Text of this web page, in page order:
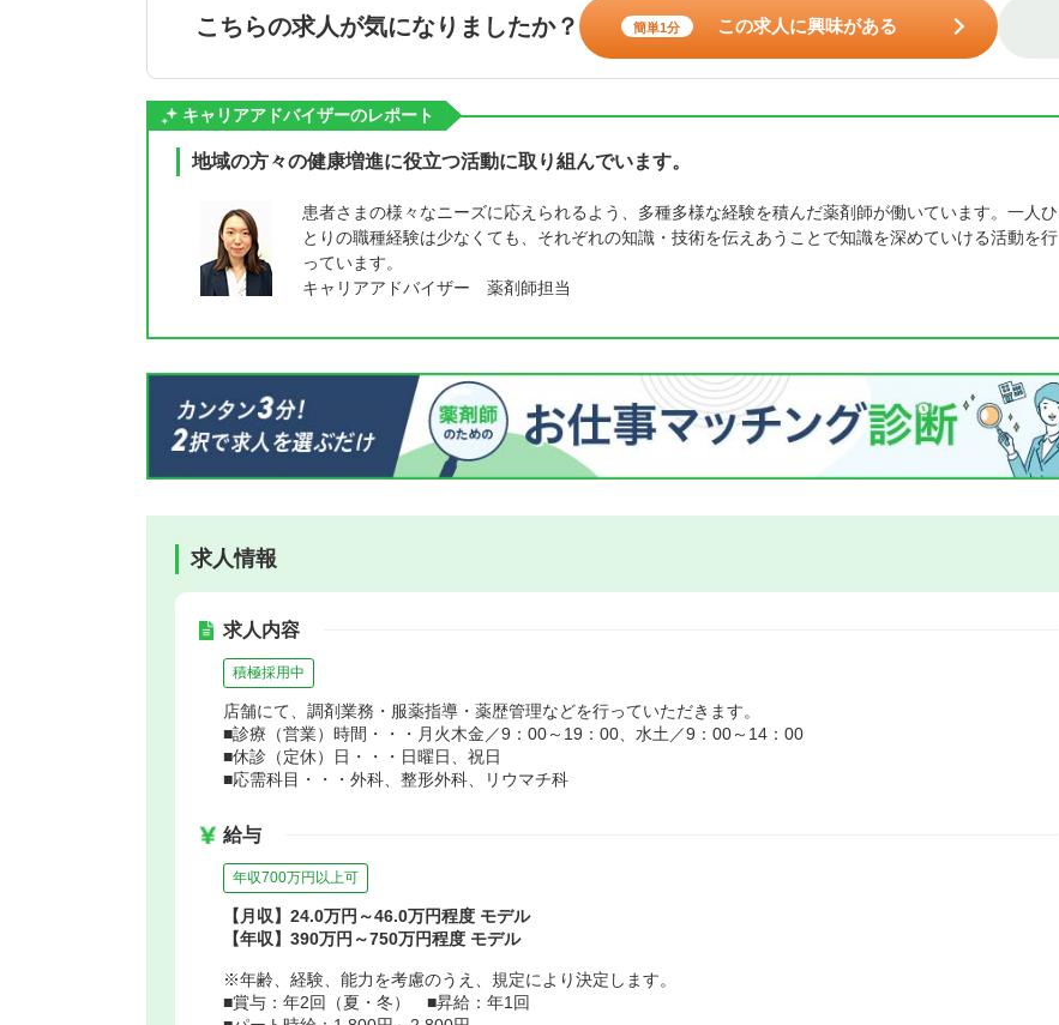
こちらの求人が気になりましたか？ 簡単1分 この求人に興味がある
キャリアアドバイザーのレポート
地域の方々の健康増進に役立つ活動に取り組んでいます。
患者さまの様々なニーズに応えられるよう、多種多様な経験を積んだ薬剤師が働いています。一人ひ
とりの職種経験は少なくても、それぞれの知識・技術を伝えあうことで知識を深めていける活動を行
っています。
キャリアアドバイザー 薬剤師担当
求人情報
求人内容
積極採用中
店舗にて、調剤業務・服薬指導・薬歴管理などを行っていただきます。
■診療（営業）時間・・・月火木金／9：00～19：00、水土／9：00～14：00
■休診（定休）日・・・日曜日、祝日
■応需科目・・・外科、整形外科、リウマチ科
給与
年収700万円以上可
【月収】24.0万円～46.0万円程度 モデル
【年収】390万円～750万円程度 モデル
※年齢、経験、能力を考慮のうえ、規定により決定します。
■賞与：年2回（夏・冬） ■昇給：年1回